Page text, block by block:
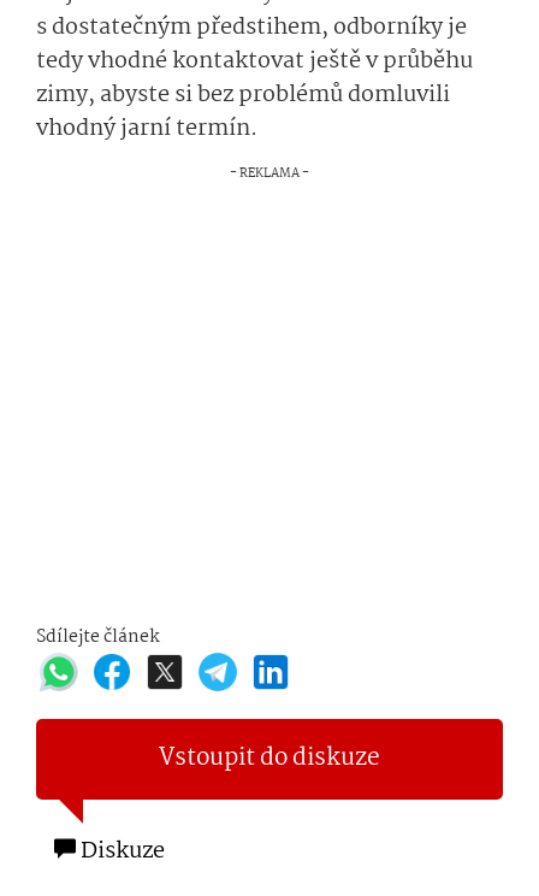
s dostatečným předstihem, odborníky je
tedy vhodné kontaktovat ještě v průběhu
zimy, abyste si bez problémů domluvili
vhodný jarní termín.
Sdílejte článek
Vstoupit do diskuze
Diskuze